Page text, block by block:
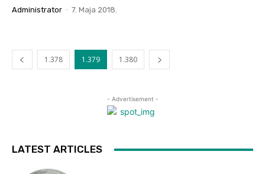
Administrator - 7. Maja 2018.
1.378 1.379 1.380
- Advertisement -
LATEST ARTICLES